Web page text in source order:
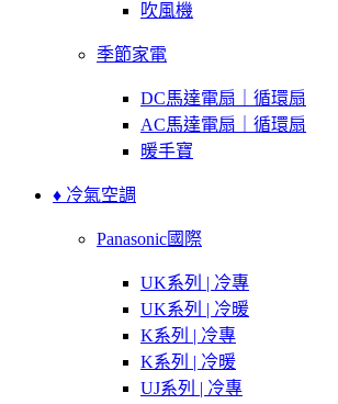
吹風機
季節家電
DC馬達電扇｜循環扇
AC馬達電扇｜循環扇
暖手寶
♦ 冷氣空調
Panasonic國際
UK系列 | 冷專
UK系列 | 冷暖
K系列 | 冷專
K系列 | 冷暖
UJ系列 | 冷專